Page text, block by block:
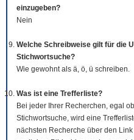
einzugeben?
Nein
Welche Schreibweise gilt für die
Stichwortsuche?
Wie gewohnt als ä, ö, ü schreiben.
Was ist eine Trefferliste?
Bei jeder Ihrer Recherchen, egal
Stichwortsuche, wird eine
nächsten Recherche über den